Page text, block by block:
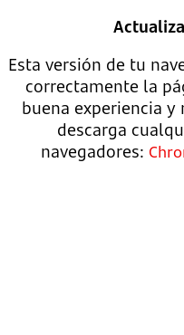
Esta versión de tu
correctamente la
buena experiencia
descarga
navegadores: